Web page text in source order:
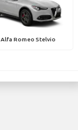
Alfa Romeo Stelvio